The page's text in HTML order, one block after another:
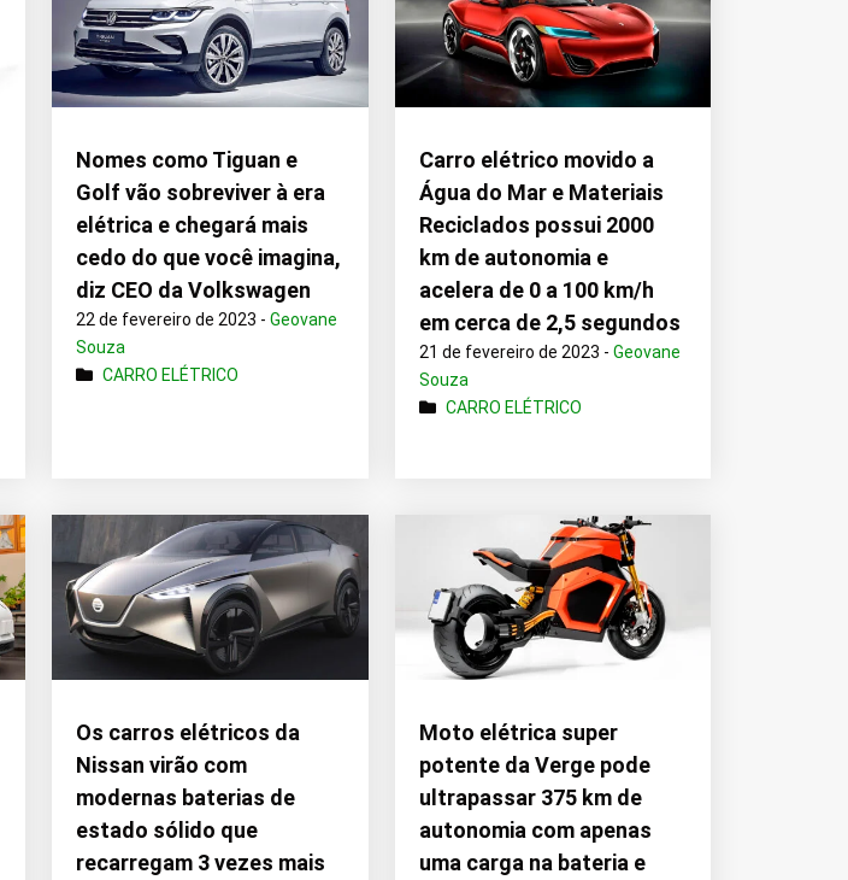
Nomes como Tiguan e
Golf vão sobreviver à era
elétrica e chegará mais
cedo do que você imagina,
diz CEO da Volkswagen
22 de fevereiro de 2023 -Geovane
Souza
CARRO ELÉTRICO
Carro elétrico movido a
Água do Mar e Materiais
Reciclados possui 2000
km de autonomia e
acelera de 0 a 100 km/h
em cerca de 2,5 segundos
21 de fevereiro de 2023 -Geovane
Souza
CARRO ELÉTRICO
Os carros elétricos da
Nissan virão com
modernas baterias de
estado sólido que
recarregam 3 vezes mais
Moto elétrica super
potente da Verge pode
ultrapassar 375 km de
autonomia com apenas
uma carga na bateria e